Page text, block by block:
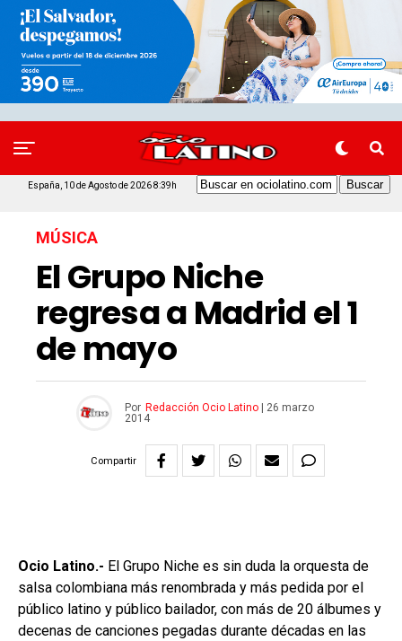
España, 10 de Agosto de 2026 8:39h
MÚSICA
El Grupo Niche
regresa a Madrid el 1
de mayo
Por Redacción Ocio Latino
26 marzo
2014
Compartir
Ocio Latino.- El Grupo Niche es sin duda la orquesta de
salsa colombiana más renombrada y más pedida por el
público latino y público bailador, con más de 20 álbumes y
decenas de canciones pegadas durante décadas en las